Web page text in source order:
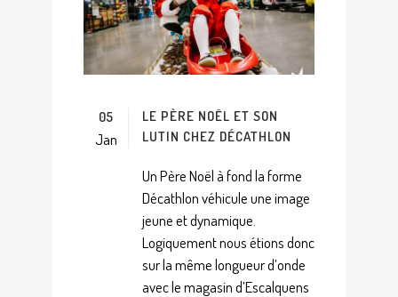
05
Jan
LE PÈRE NOËL ET SON
LUTIN CHEZ DÉCATHLON
Un Père Noël à fond la forme
Décathlon véhicule une image
jeune et dynamique.
Logiquement nous étions donc
sur la même longueur d’onde
avec le magasin d’Escalquens